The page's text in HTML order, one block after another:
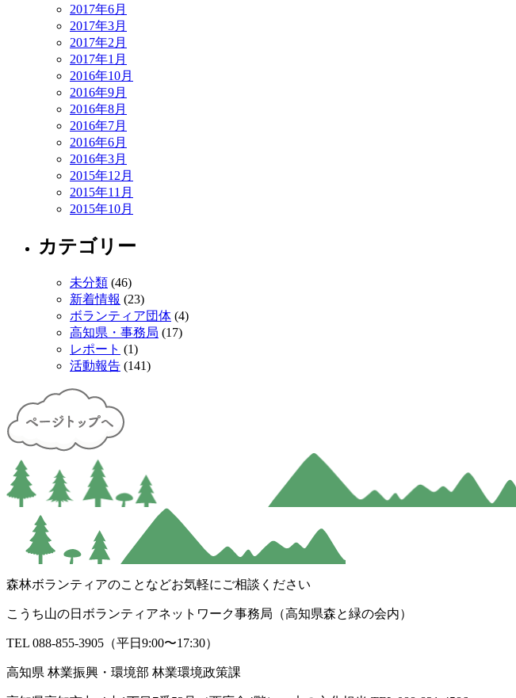
2017年6月
2017年3月
2017年2月
2017年1月
2016年10月
2016年9月
2016年8月
2016年7月
2016年6月
2016年3月
2015年12月
2015年11月
2015年10月
カテゴリー
未分類 (46)
新着情報 (23)
ボランティア団体 (4)
高知県・事務局 (17)
レポート (1)
活動報告 (141)
森林ボランティアのことなどお気軽にご相談ください
こうち山の日ボランティアネットワーク事務局（高知県森と緑の会内）
TEL 088-855-3905（平日9:00〜17:30）
高知県 林業振興・環境部 林業環境政策課